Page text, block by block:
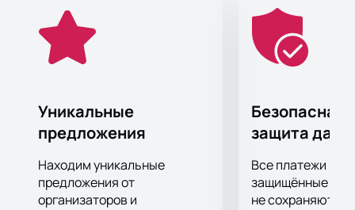
концерте, подтвердит, что он всегда проходит с
невероятным размахом и запоминается надолго.
Самое передовое световое и звуковое концертное
оборудование позволит вам отчетливо услышать
подробностях, независимо от того, как далеко от
сцены вы находитесь!
Билеты на концерт можно купить на нашем сайте.
Цена указана в электронной схеме концертной
площадки и зависит от категории выбранных мест.
Не затягивайте с покупкой билетов, ведь шоу
Уникальные
предложения
Находим уникальные
предложения от
организаторов и
Безопасная
защита
Все платежи
защищённые
не сохраняются